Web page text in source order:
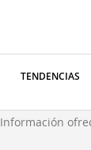
TENDENCIAS
Información